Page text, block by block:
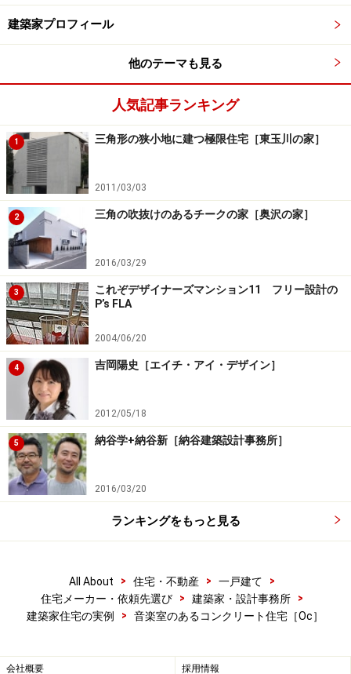
建築家プロフィール
他のテーマも見る
人気記事ランキング
1 三角形の狭小地に建つ極限住宅［東玉川の家］
2011/03/03
2 三角の吹抜けのあるチークの家［奥沢の家］
2016/03/29
3
これぞデザイナーズマンション11 フリー設計の
P’s FLA
2004/06/20
4 吉岡陽史［エイチ・アイ・デザイン］
2012/05/18
5 納谷学+納谷新［納谷建築設計事務所］
2016/03/20
ランキングをもっと見る
All About > 住宅・不動産 > 一戸建て
>
住宅メーカー・依頼先選び
> 建築家・設計事務所
>
建築家住宅の実例
> 音楽室のあるコンクリート住宅［Oc］
会社概要 採用情報